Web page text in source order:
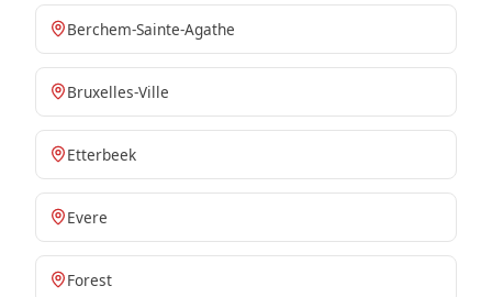
Berchem-Sainte-Agathe
Bruxelles-Ville
Etterbeek
Evere
Forest